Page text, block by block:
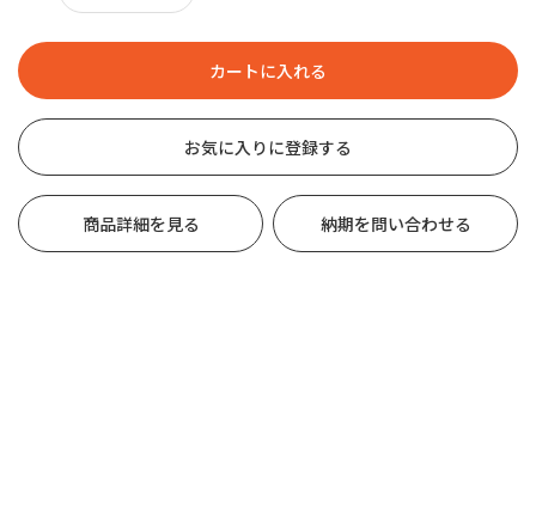
お気に入りに登録する
商品詳細を見る 納期を問い合わせる